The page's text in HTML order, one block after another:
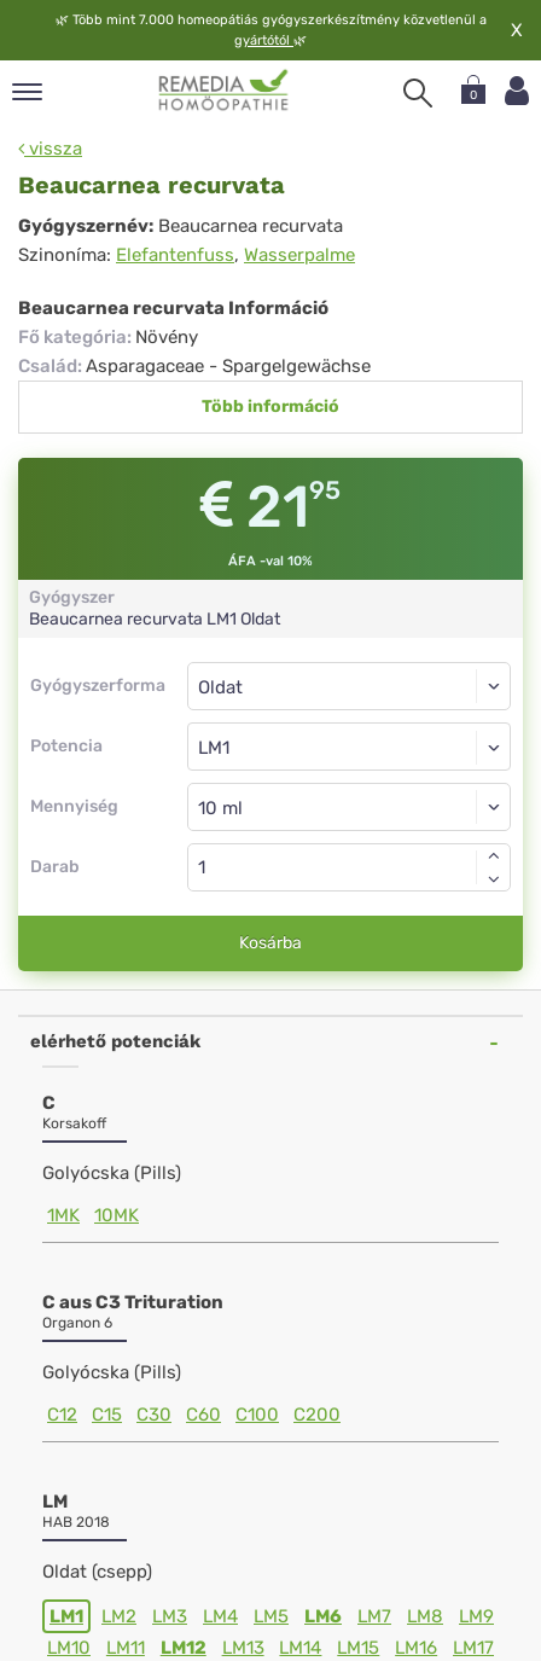
🌿 Több mint 7.000 homeopátiás gyógyszerkészítmény közvetlenül a
gyártótól 🌿 X
0
vissza
Beaucarnea recurvata
Beaucarnea
recurvata
Gyógyszernév: Beaucarnea recurvata
Szinoníma: Elefantenfuss, Wasserpalme
Beaucarnea recurvata Információ
Fő kategória: Növény
Család: Asparagaceae - Spargelgewächse
Több információ
2195
ÁFA -val 10%
Gyógyszer
Beaucarnea recurvata LM1 Oldat
Gyógyszerforma
Gyógyszerforma
Potencia
Oldat
LM1
Mennyiség
Oldat
Darab
Kosárba
elérhető potenciák
C
Korsakoff
Golyócska (Pills)
1MK
10MK
C aus C3 Trituration
Organon 6
Golyócska (Pills)
C12
C15 C30 C60 C100 C200
LM
HAB 2018
Oldat (csepp)
LM1 LM2 LM3 LM4 LM5 LM6 LM7 LM8
LM9
LM10
LM11 LM12 LM13 LM14 LM15 LM16
LM17